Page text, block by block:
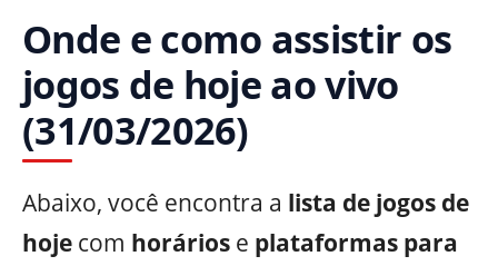
Onde e como assistir os
jogos de hoje ao vivo
(31/03/2026)
Abaixo, você encontra a lista de jogos de
hoje com horários e plataformas para